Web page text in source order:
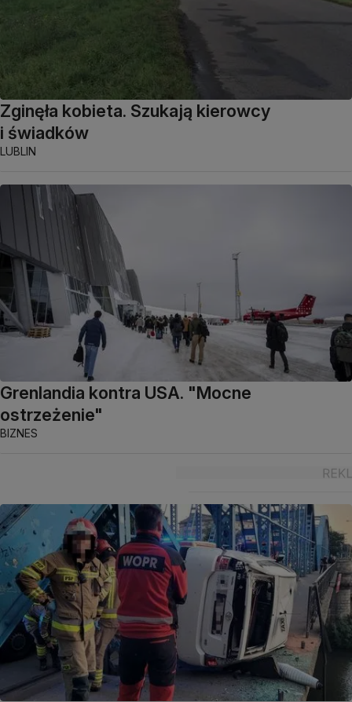
Zginęła kobieta. Szukają kierowcy
i świadków
LUBLIN
Grenlandia kontra USA. "Mocne
ostrzeżenie"
BIZNES